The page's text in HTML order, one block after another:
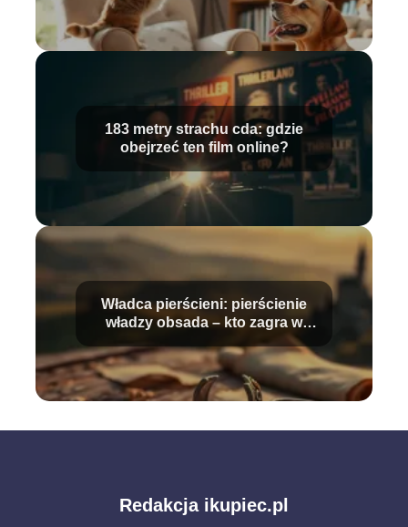
183 metry strachu cda: gdzie
obejrzeć ten film online?
Władca pierścieni: pierścienie
władzy obsada – kto zagra w
Redakcja ikupiec.pl